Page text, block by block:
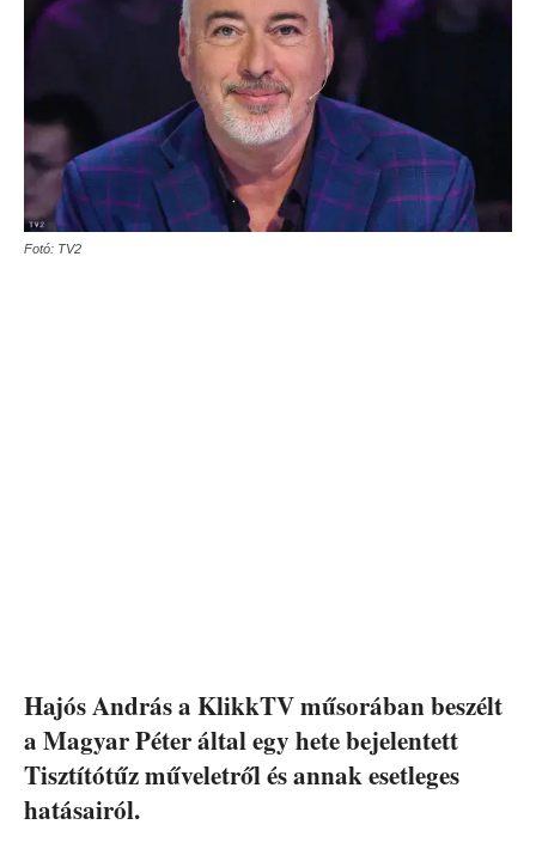
Fotó: TV2
Hajós András a KlikkTV műsorában beszélt
a Magyar Péter által egy hete bejelentett
Tisztítótűz műveletről és annak esetleges
hatásairól.